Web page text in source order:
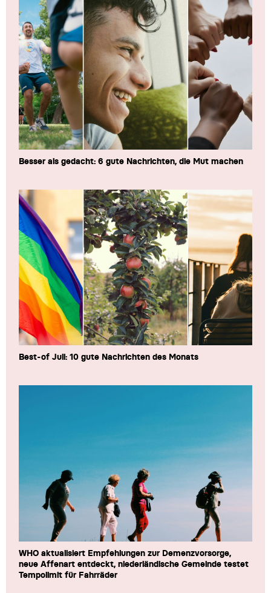
Besser als gedacht: 6 gute Nachrichten, die Mut machen
Best-of Juli: 10 gute Nachrichten des Monats
WHO aktualisiert Empfehlungen zur Demenzvorsorge,
neue Affenart entdeckt, niederländische Gemeinde testet
Tempolimit für Fahrräder